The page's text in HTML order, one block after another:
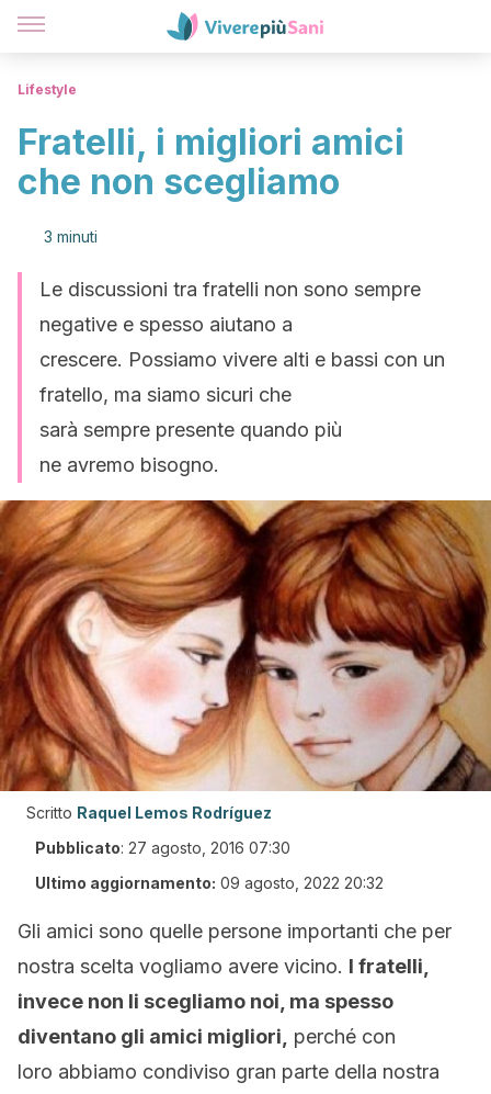
Lifestyle
Fratelli, i migliori amici
che non scegliamo
3 minuti
Le discussioni tra fratelli non sono sempre
negative e spesso aiutano a
crescere. Possiamo vivere alti e bassi con un
fratello, ma siamo sicuri che
sarà sempre presente quando più
ne avremo bisogno.
Scritto Raquel Lemos Rodríguez
Pubblicato: 27 agosto, 2016 07:30
Ultimo aggiornamento: 09 agosto, 2022 20:32
Gli amici sono quelle persone importanti che per
nostra scelta vogliamo avere vicino. I fratelli,
invece non li scegliamo noi, ma spesso
diventano gli amici migliori,
perché con
loro abbiamo condiviso gran parte della nostra